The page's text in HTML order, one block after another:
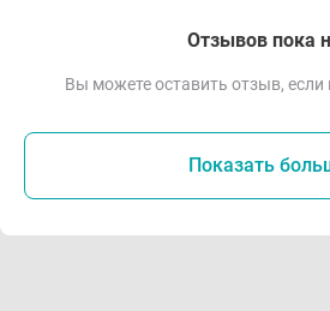
Отзывов пока
Вы можете оставить отзыв, если
Показать